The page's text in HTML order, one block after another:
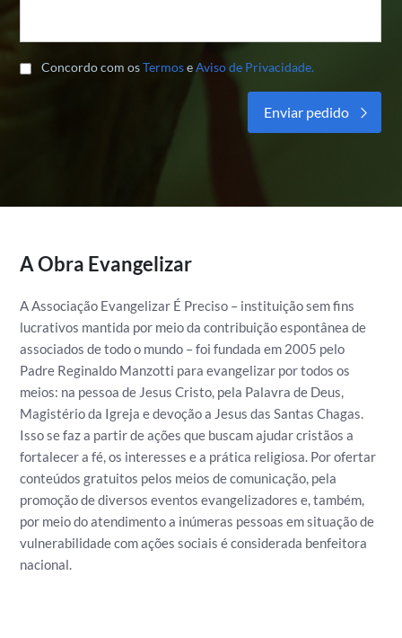
Concordo com osTermoseAviso de Privacidade.
A Obra Evangelizar
A Associação Evangelizar É Preciso – instituição sem fins
lucrativos mantida por meio da contribuição espontânea de
associados de todo o mundo – foi fundada em 2005 pelo
Padre Reginaldo Manzotti para evangelizar por todos os
meios: na pessoa de Jesus Cristo, pela Palavra de Deus,
Magistério da Igreja e devoção a Jesus das Santas Chagas.
Isso se faz a partir de ações que buscam ajudar cristãos a
fortalecer a fé, os interesses e a prática religiosa. Por ofertar
conteúdos gratuitos pelos meios de comunicação, pela
promoção de diversos eventos evangelizadores e, também,
por meio do atendimento a inúmeras pessoas em situação de
vulnerabilidade com ações sociais é considerada benfeitora
nacional.